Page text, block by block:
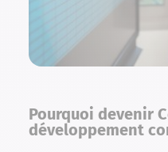
Pourquoi devenir
développement